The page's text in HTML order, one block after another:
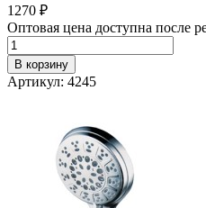
1270 ₽
Оптовая цена доступна после
В корзину
Артикул: 4245